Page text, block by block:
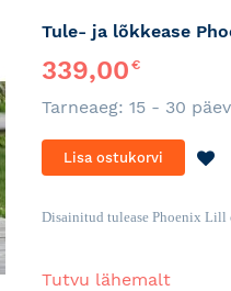
Tule- ja lõkkease
339,00€
Tarneaeg: 15 - 30
Lisa ostukorvi
Disainitud tulease Phoenix Lill
Tutvu lähemalt